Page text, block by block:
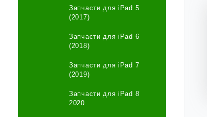
Запчасти для iPad 5
(2017)
Запчасти для iPad 6
(2018)
Запчасти для iPad 7
(2019)
Запчасти для iPad 8
2020